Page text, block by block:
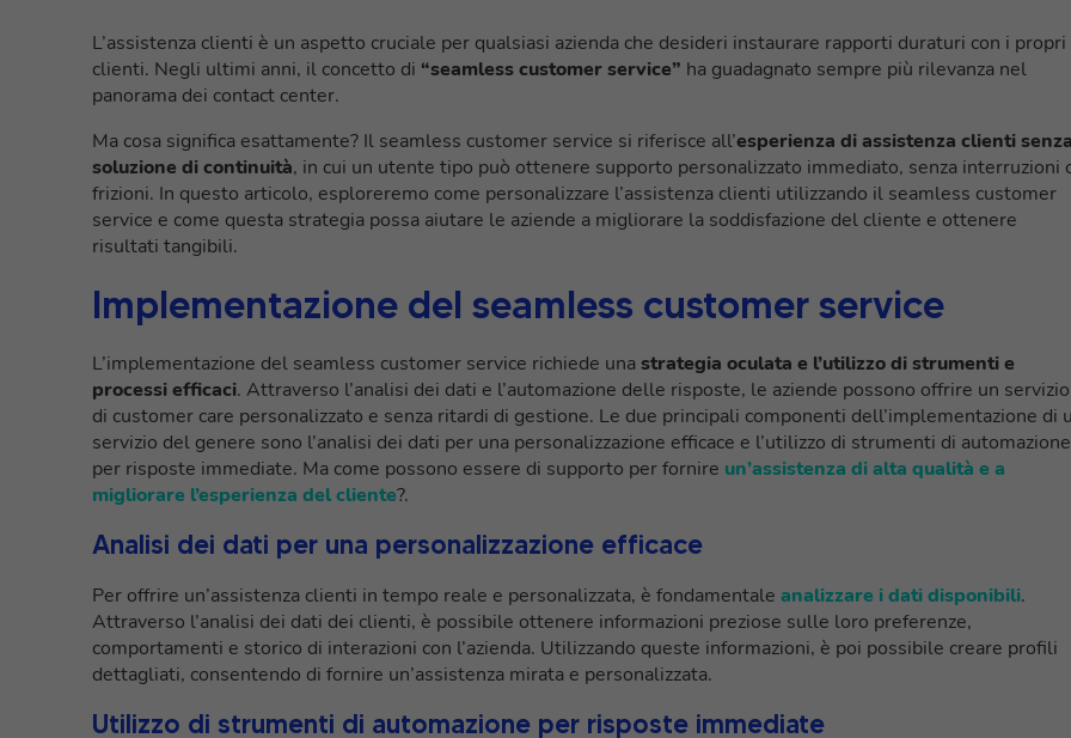
L’assistenza clienti è un aspetto cruciale per qualsiasi azienda che desideri instaurare rapporti duraturi con i propri
clienti. Negli ultimi anni, il concetto di “seamless customer service” ha guadagnato sempre più rilevanza nel
panorama dei contact center.
Ma cosa significa esattamente? Il seamless customer service si riferisce all’esperienza di assistenza clienti
soluzione di continuità, in cui un utente tipo può ottenere supporto personalizzato immediato, senza interruzioni
frizioni. In questo articolo, esploreremo come personalizzare l’assistenza clienti utilizzando il seamless customer
service e come questa strategia possa aiutare le aziende a migliorare la soddisfazione del cliente e ottenere
risultati tangibili.
Implementazione del seamless customer service
L’implementazione del seamless customer service richiede unastrategia oculata e l’utilizzo di strumenti e
processi efficaci. Attraverso l’analisi dei dati e l’automazione delle risposte, le aziende possono offrire un servizio
di customer care personalizzato e senza ritardi di gestione. Le due principali componenti dell’implementazione di
servizio del genere sono l’analisi dei dati per una personalizzazione efficace e l’utilizzo di strumenti di automazione
per risposte immediate. Ma come possono essere di supporto per fornire un’assistenza di alta qualità e a
migliorare l’esperienza del cliente?.
Analisi dei dati per una personalizzazione efficace
Per offrire un’assistenza clienti in tempo reale e personalizzata, è fondamentale analizzare i dati disponibili.
Attraverso l’analisi dei dati dei clienti, è possibile ottenere informazioni preziose sulle loro preferenze,
comportamenti e storico di interazioni con l’azienda. Utilizzando queste informazioni, è poi possibile creare profili
dettagliati, consentendo di fornire un’assistenza mirata e personalizzata.
Utilizzo di strumenti di automazione per risposte immediate